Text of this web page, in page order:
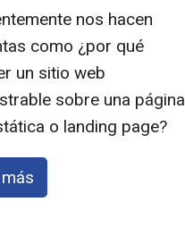
nos hacen
como ¿por qué
un sitio web
sobre una página
o landing page?